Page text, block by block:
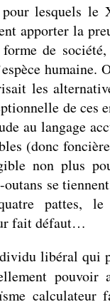
pour lesquels le
apporter la
de
humaine.
les
de ces
au langage
(donc
non plus
se
pattes,
fait défaut…
libéral qui
pouvoir